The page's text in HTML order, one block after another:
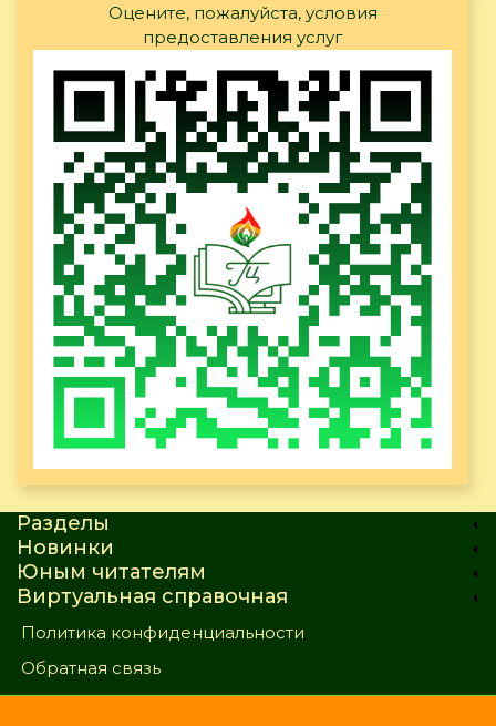
Оцените, пожалуйста, условия
предоставления услуг
Разделы
Новинки
Юным читателям
Виртуальная справочная
Политика конфиденциальности
Обратная связь